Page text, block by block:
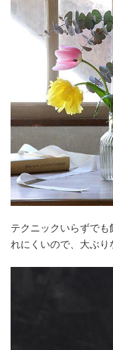
テクニックいらずで
れにくいので、大ぶり